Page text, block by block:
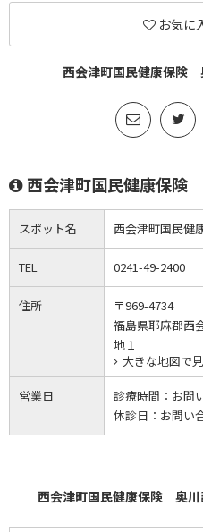
お気に
西会津町国民健康保険
西会津町国民健康保険
スポット名 西会津町国民
TEL 0241-49-2400
住所
〒969-4734
福島県耶麻郡西
地１
大きな地図で
営業日 診療時間： お問
休診日： お問い
西会津町国民健康保険 奥川